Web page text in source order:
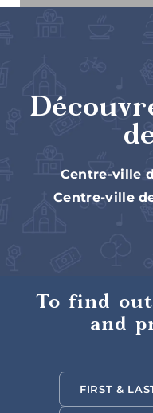
Centre-ville
Centre-ville
To find out
and